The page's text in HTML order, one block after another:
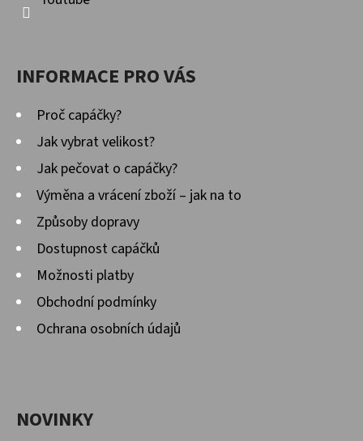
INFORMACE PRO VÁS
Proč capáčky?
Jak vybrat velikost?
Jak pečovat o capáčky?
Výměna a vrácení zboží – jak na to
Způsoby dopravy
Dostupnost capáčků
Možnosti platby
Obchodní podmínky
Ochrana osobních údajů
NOVINKY